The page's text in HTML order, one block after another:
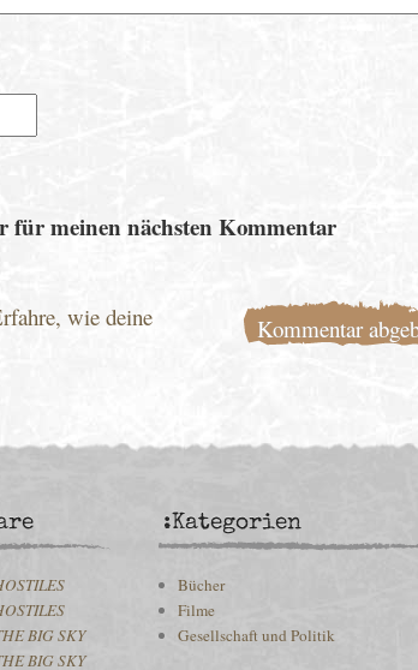
für meinen nächsten Kommentar
wie deine
BIG SKY
BIG SKY
:Kategorien
Bücher
Filme
Gesellschaft und Politik